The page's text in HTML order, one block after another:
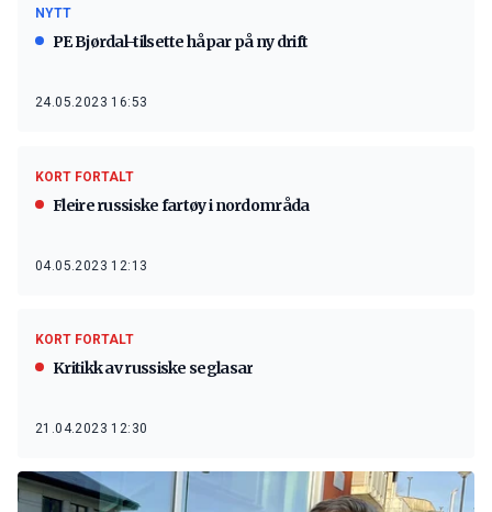
NYTT
PE Bjørdal-tilsette håpar på ny drift
24.05.2023 16:53
KORT FORTALT
Fleire russiske fartøy i nordområda
04.05.2023 12:13
KORT FORTALT
Kritikk av russiske seglasar
21.04.2023 12:30